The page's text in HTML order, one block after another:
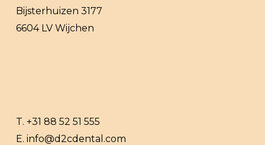
Bijsterhuizen 3177
6604 LV Wijchen
T. +31 88 52 51 555
E. info@d2cdental.com